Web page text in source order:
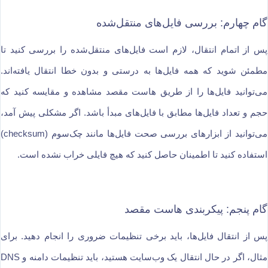
گام چهارم: بررسی فایل‌های منتقل‌شده
پس از اتمام انتقال، لازم است فایل‌های منتقل‌شده را بررسی کنید تا
مطمئن شوید که همه فایل‌ها به درستی و بدون خطا انتقال یافته‌اند.
می‌توانید فایل‌ها را از طریق هاست مقصد مشاهده و مقایسه کنید که
حجم و تعداد فایل‌ها مطابق با فایل‌های مبدأ باشد. اگر مشکلی پیش آمد،
می‌توانید از ابزارهای بررسی صحت فایل‌ها مانند چک‌سوم (checksum)
استفاده کنید تا اطمینان حاصل کنید که هیچ فایلی خراب نشده است.
گام پنجم: پیکربندی هاست مقصد
پس از انتقال فایل‌ها، باید برخی تنظیمات ضروری را انجام دهید. برای
مثال، اگر در حال انتقال یک وب‌سایت هستید، باید تنظیمات دامنه و DNS